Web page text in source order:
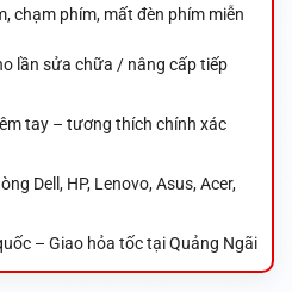
chạm phím, mất đèn phím miễn
lần sửa chữa / nâng cấp tiếp
tay – tương thích chính xác
Dell, HP, Lenovo, Asus, Acer,
– Giao hỏa tốc tại Quảng Ngãi